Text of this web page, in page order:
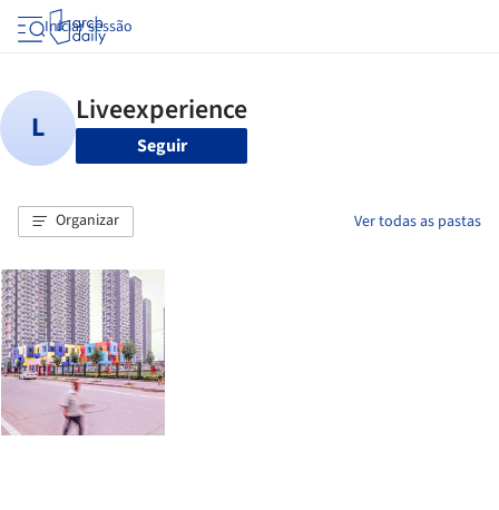
Iniciar sessão
Seguir
Organizar Ver todas as pastas